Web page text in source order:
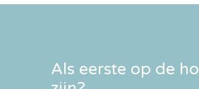
Als eerste op de